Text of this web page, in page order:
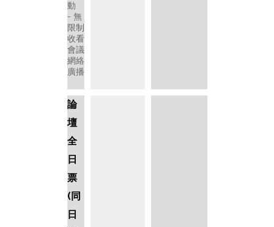
動
無
限制
收看
會議
網絡
廣播
論
壇
全
日
票
(同
日